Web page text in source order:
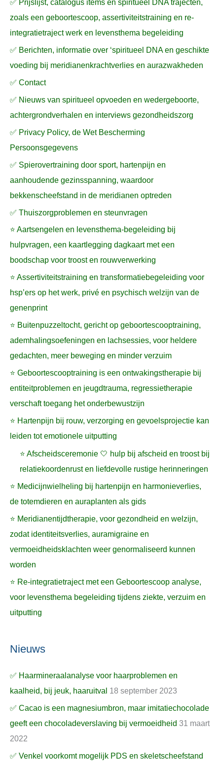
r
:
✅ Prijslijst, catalogus items en spiritueel DNA trajecten,
zoals een geboortescoop, assertiviteitstraining en re-
integratietraject werk en levensthema begeleiding
✅ Berichten, informatie over ‘spiritueel DNA en geschikte
voeding bij meridianenkrachtverlies en aurazwakheden
✅ Contact
✅ Nieuws van spiritueel opvoeden en wedergeboorte,
achtergrondverhalen en interviews gezondheidszorg
✅ Privacy Policy, de Wet Bescherming
Persoonsgegevens
✅ Spierovertraining door sport, hartenpijn en
aanhoudende gezinsspanning, waardoor
bekkenscheefstand in de meridianen optreden
✅ Thuiszorgproblemen en steunvragen
⭐ Aartsengelen en levensthema-begeleiding bij
hulpvragen, een kaartlegging dagkaart met een
boodschap voor troost en rouwverwerking
⭐ Assertiviteitstraining en transformatiebegeleiding voor
hsp’ers op het werk, privé en psychisch welzijn van de
genenprint
⭐ Buitenpuzzeltocht, gericht op geboortescooptraining,
ademhalingsoefeningen en lachsessies, voor heldere
gedachten, meer beweging en minder verzuim
⭐ Geboortescooptraining is een ontwakingstherapie bij
entiteitproblemen en jeugdtrauma, regressietherapie
verschaft toegang het onderbewustzijn
⭐ Hartenpijn bij rouw, verzorging en gevoelsprojectie kan
leiden tot emotionele uitputting
⭐ Afscheidsceremonie 🤍 hulp bij afscheid en troost bij
relatiekoordenrust en liefdevolle rustige herinneringen
⭐ Medicijnwielheling bij hartenpijn en harmonieverlies,
de totemdieren en auraplanten als gids
⭐ Meridianentijdtherapie, voor gezondheid en welzijn,
zodat identiteitsverlies, auramigraine en
vermoeidheidsklachten weer genormaliseerd kunnen
worden
⭐ Re-integratietraject met een Geboortescoop analyse,
voor levensthema begeleiding tijdens ziekte, verzuim en
uitputting
Nieuws
✅ Haarmineraalanalyse voor haarproblemen en
kaalheid, bij jeuk, haaruitval 18 september 2023
✅ Cacao is een magnesiumbron, maar imitatiechocolade
geeft een chocoladeverslaving bij vermoeidheid 31 maart
2022
✅ Venkel voorkomt mogelijk PDS en skeletscheefstand